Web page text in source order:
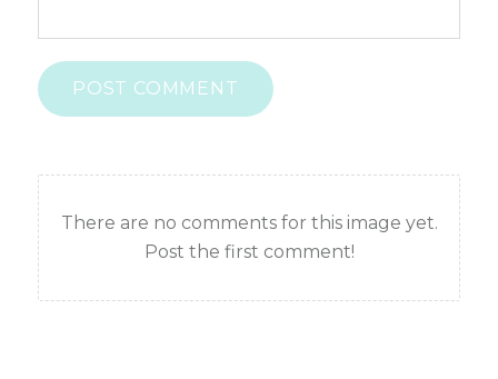
POST COMMENT
There are no comments for this image yet.
Post the first comment!